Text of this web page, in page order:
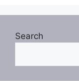
Search